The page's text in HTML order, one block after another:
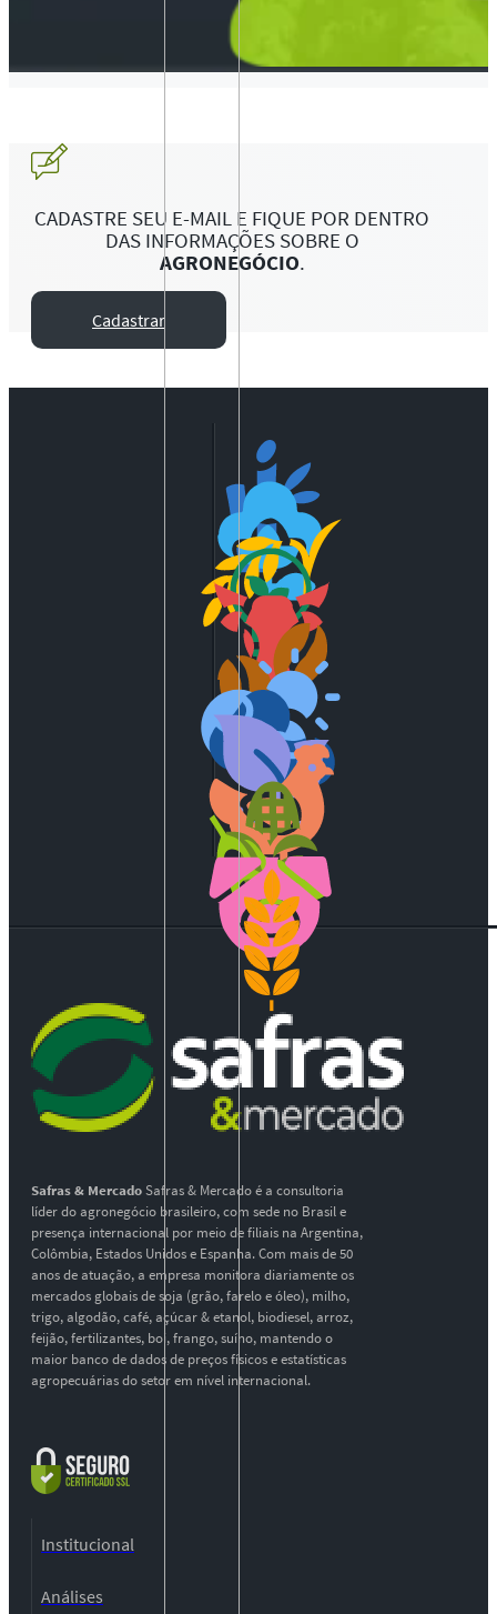
CADASTRE SEU E-MAIL E FIQUE POR DENTRO
DAS INFORMAÇÕES SOBRE O
AGRONEGÓCIO.
Cadastrar
Safras & MercadoSafras & Mercado é a consultoria
líder do agronegócio brasileiro, com sede no Brasil e
presença internacional por meio de filiais na Argentina,
Colômbia, Estados Unidos e Espanha. Com mais de 50
anos de atuação, a empresa monitora diariamente os
mercados globais de soja (grão, farelo e óleo), milho,
trigo, algodão, café, açúcar & etanol, biodiesel, arroz,
feijão, fertilizantes, boi, frango, suíno, mantendo o
maior banco de dados de preços físicos e estatísticas
agropecuárias do setor em nível internacional.
Institucional
Análises